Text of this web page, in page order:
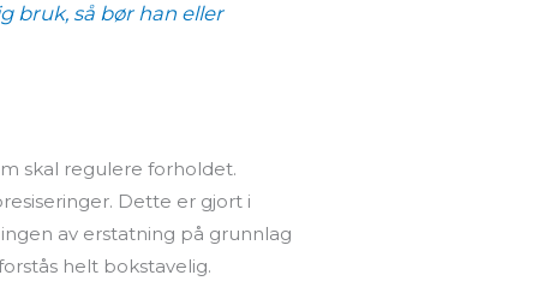
bruk, så børhan eller
skal regulere forholdet.
Dette er gjort i
av erstatning på grunnlag
helt bokstavelig.